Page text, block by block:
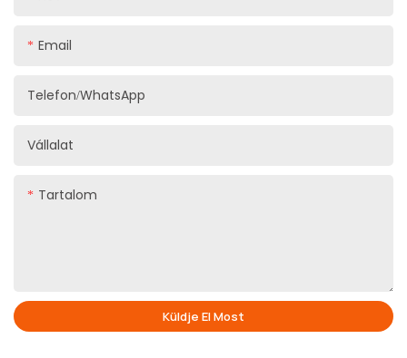
Email
Telefon/WhatsApp
Vállalat
Tartalom
Küldje El Most